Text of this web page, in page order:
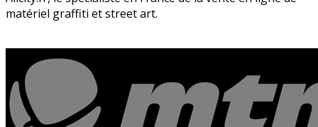
matériel graffiti et street art.